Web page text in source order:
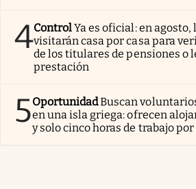
4ControlYa es oficial: en
visitarán casa por casa para
de los titulares de pensiones o
prestación
5OportunidadBuscan
en una isla griega: ofrecen
y solo cinco horas de trabajo por